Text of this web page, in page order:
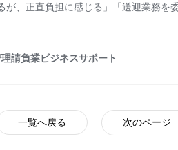
一覧へ戻る 次のページ